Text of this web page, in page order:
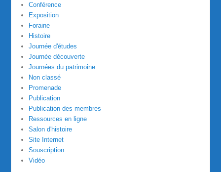
Conférence
Exposition
Foraine
Histoire
Journée d'études
Journée découverte
Journées du patrimoine
Non classé
Promenade
Publication
Publication des membres
Ressources en ligne
Salon d'histoire
Site Internet
Souscription
Vidéo